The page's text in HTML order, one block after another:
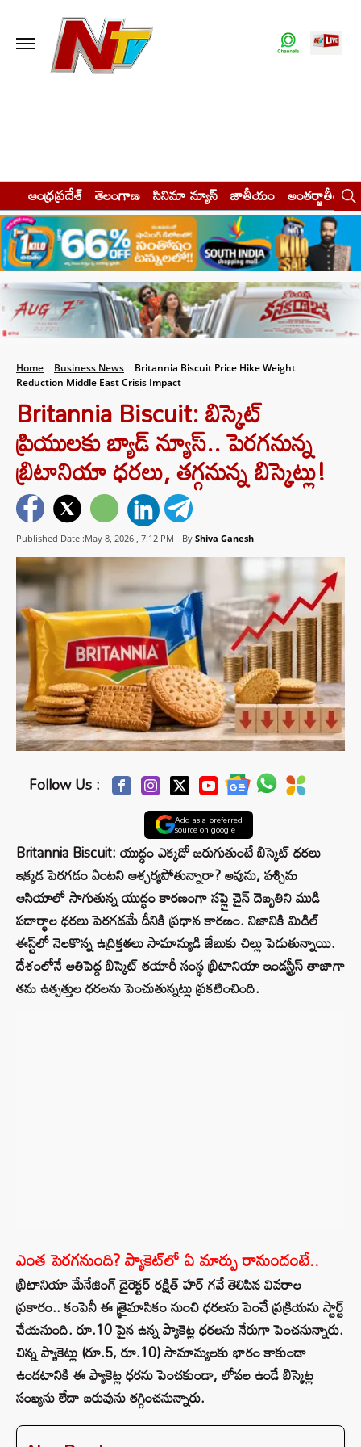
ఆంధ్రప్రదేశ్ తెలంగాణ సినిమా న్యూస్ జాతీయం అంతర్జాతీయం
Home Business News
Britannia Biscuit Price Hike Weight
Reduction Middle East Crisis Impact
Britannia Biscuit: బిస్కెట్
ప్రియులకు బ్యాడ్ న్యూస్.. పెరగనున్న
బ్రిటానియా ధరలు, తగ్గనున్న బిస్కెట్లు!
Published Date :May 8, 2026 , 7:12 PM By Shiva Ganesh
Follow Us :
Add as a preferred
source on google
Britannia Biscuit: యుద్ధం ఎక్కడో జరుగుతుంటే బిస్కెట్ ధరలు
ఇక్కడ పెరగడం ఏంటని ఆశ్చర్యపోతున్నారా? అవును, పశ్చిమ
ఆసియాలో సాగుతున్న యుద్ధం కారణంగా సప్లై చైన్ దెబ్బతిని ముడి
పదార్థాల ధరలు పెరగడమే దీనికి ప్రధాన కారణం. నిజానికి మిడిల్
ఈస్ట్‌లో నెలకొన్న ఉద్రిక్తతలు సామాన్యుడి జేబుకు చిల్లు పెడుతున్నాయి.
దేశంలోనే అతిపెద్ద బిస్కెట్ తయారీ సంస్థ బ్రిటానియా ఇండస్ట్రీస్ తాజాగా
తమ ఉత్పత్తుల ధరలను పెంచుతున్నట్లు ప్రకటించింది.
ఎంత పెరగనుంది? ప్యాకెట్‌లో ఏ మార్పు రానుందంటే..
బ్రిటానియా మేనేజింగ్ డైరెక్టర్ రక్షిత్ హర్ గవే తెలిపిన వివరాల
ప్రకారం.. కంపెనీ ఈ త్రైమాసికం నుంచి ధరలను పెంచే ప్రక్రియను స్టార్ట్
చేయనుంది. రూ.10 పైన ఉన్న ప్యాకెట్ల ధరలను నేరుగా పెంచనున్నారు.
చిన్న ప్యాకెట్లు (రూ.5, రూ.10) సామాన్యులకు భారం కాకుండా
ఉండటానికి ఈ ప్యాకెట్ల ధరను పెంచకుండా, లోపల ఉండే బిస్కెట్ల
సంఖ్యను లేదా బరువును తగ్గించనున్నారు.